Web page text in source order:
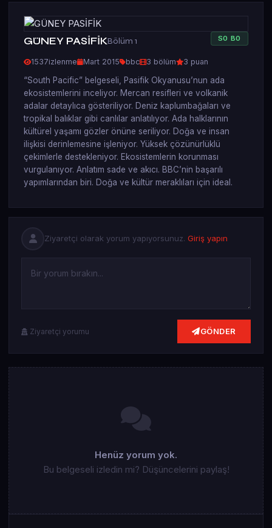
GÜNEY PASİFİKBölüm 1 S0 B0
1537izlenme Mart 2015 bbc 3 bölüm 3 puan
“South Pacific” belgeseli, Pasifik Okyanusu’nun ada
ekosistemlerini inceliyor. Mercan resifleri ve volkanik
adalar detaylıca gösteriliyor. Deniz kaplumbağaları ve
tropikal balıklar gibi canlılar anlatılıyor. Ada halklarının
kültürel yaşamı gözler önüne seriliyor. Doğa ve insan
ilişkisi derinlemesine işleniyor. Yüksek çözünürlüklü
çekimlerle destekleniyor. Ekosistemlerin korunması
vurgulanıyor. Anlatım sade ve akıcı. BBC’nin başarılı
yapımlarından biri. Doğa ve kültür meraklıları için ideal.
Ziyaretçi olarak yorum yapıyorsunuz. Giriş yapın
Ziyaretçi yorumu GÖNDER
Henüz yorum yok.
Bu belgeseli izledin mi? Düşüncelerini paylaş!